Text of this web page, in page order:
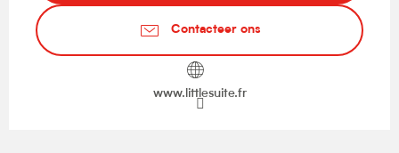
Contacteer ons
www.littlesuite.fr